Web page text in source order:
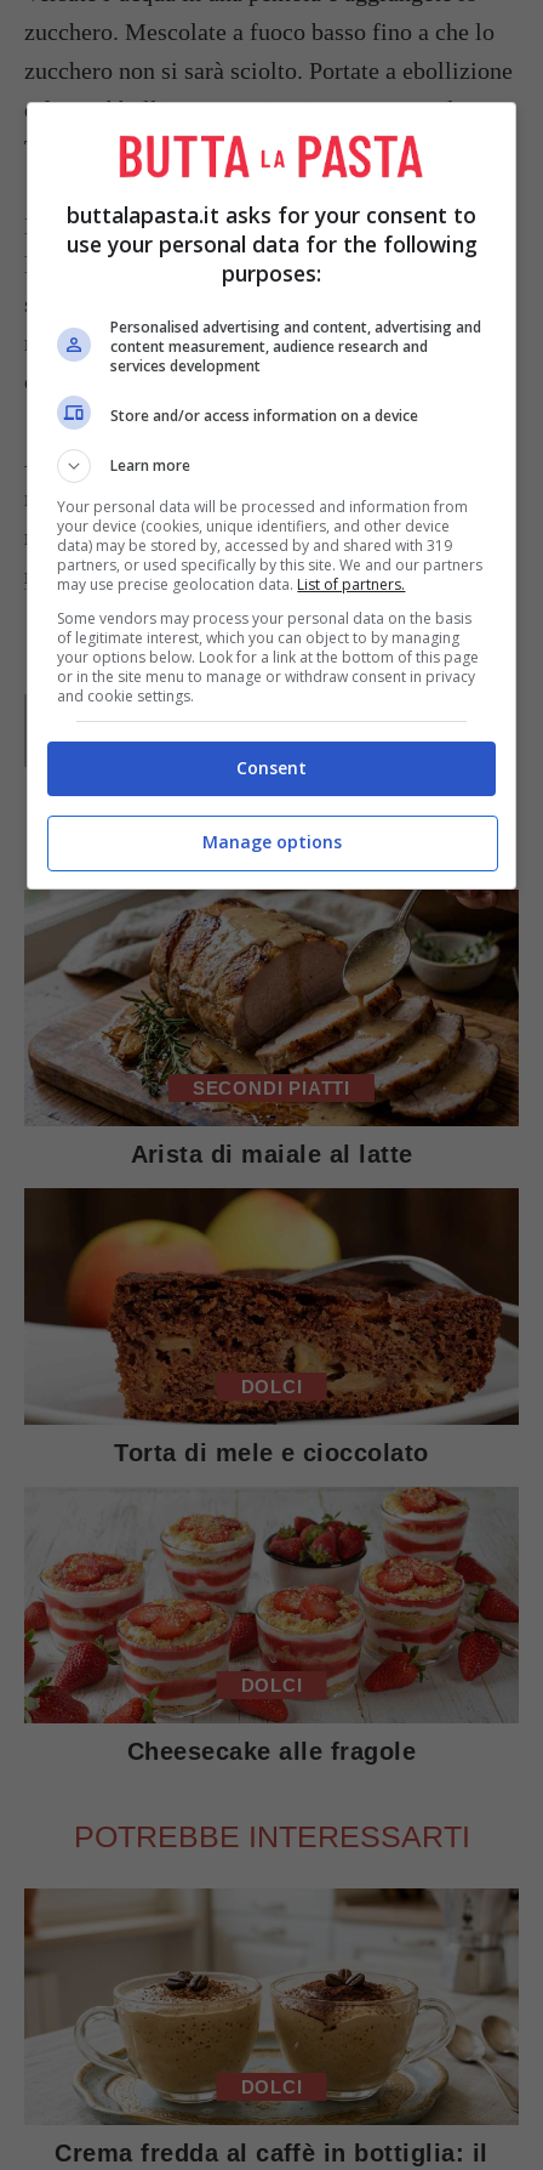
zucchero. Mescolate a fuoco basso fino a che lo
zucchero non si sarà sciolto. Portate a ebollizione
e fate sobbollire per 3 minuti, senza mescolare.
Togliete dal fuoco e fate intiepidire.
Mettete ilcioccolatonel mixer e versatevi sopra
lo sciroppo. Frullate fino a che lo sciroppo non
sarà amalgamato, unite i tuorli e frullate per un
minuto al massimo per ottenere un composto
omogeneo.
Aggiungete la panna e frullate ancora. Versate la
mousse in 4 bicchieri, copriteli con la pellicola e
refrigerate per almeno un paio di ore.Servite la
mousse con dei biscottini.
Parole diDeborah Di Lucia
IN PRIMO PIANO
SECONDI PIATTI
Arista di maiale al latte
DOLCI
Torta di mele e cioccolato
DOLCI
Cheesecake alle fragole
POTREBBE INTERESSARTI
DOLCI
Crema fredda al caffè in bottiglia: il
buttalapasta.it asks for your consent to
use your personal data for the following
purposes:
Personalised advertising and content, advertising and
content measurement, audience research and
services development
Store and/or access information on a device
Learn more
Your personal data will be processed and information from
your device (cookies, unique identifiers, and other device
data) may be stored by, accessed by and shared with 319
partners, or used specifically by this site. We and our partners
may use precise geolocation data. List of partners.
Some vendors may process your personal data on the basis
of legitimate interest, which you can object to by managing
your options below. Look for a link at the bottom of this page
or in the site menu to manage or withdraw consent in privacy
and cookie settings.
Consent
Manage options